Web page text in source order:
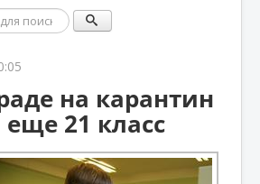
на карантин
21 класс